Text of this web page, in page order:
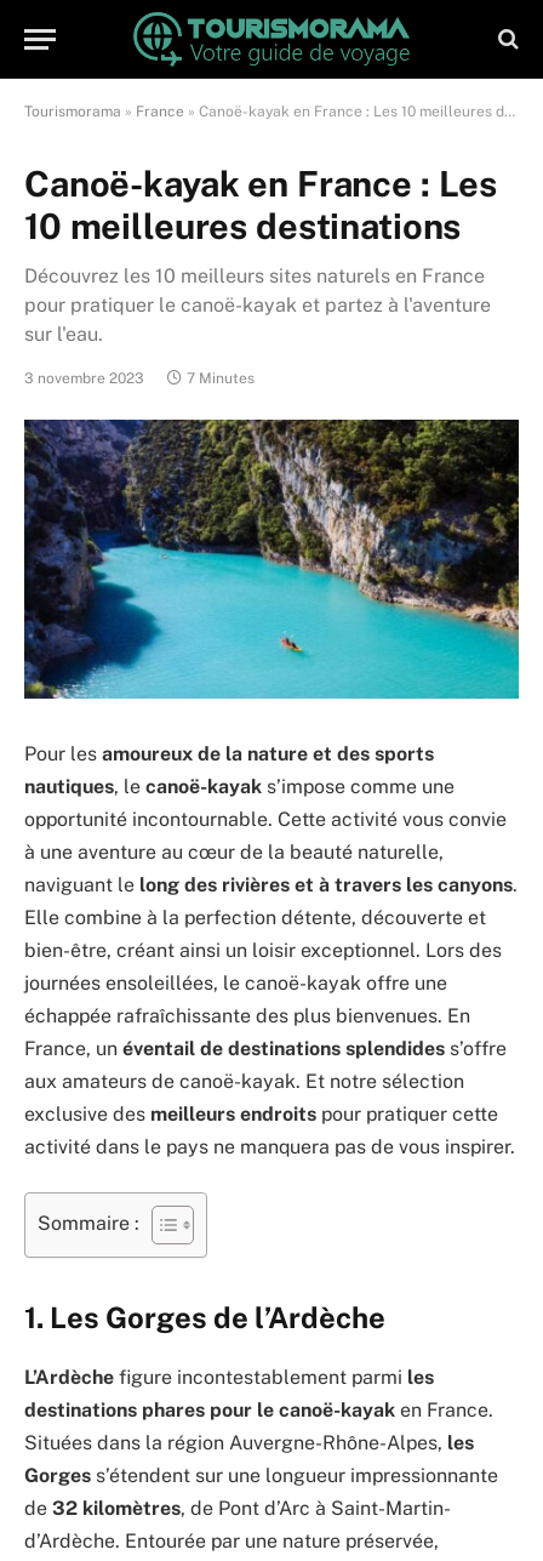
Tourismorama » France » Canoë-kayak en France : Les 10 meilleures destinations
Canoë-kayak en France : Les
10 meilleures destinations
Découvrez les 10 meilleurs sites naturels en France
pour pratiquer le canoë-kayak et partez à l'aventure
sur l'eau.
3 novembre 2023 7 Minutes
Pour les amoureux de la nature et des sports
nautiques, le canoë-kayak s’impose comme une
opportunité incontournable. Cette activité vous convie
à une aventure au cœur de la beauté naturelle,
naviguant le long des rivières et à travers les canyons.
Elle combine à la perfection détente, découverte et
bien-être, créant ainsi un loisir exceptionnel. Lors des
journées ensoleillées, le canoë-kayak offre une
échappée rafraîchissante des plus bienvenues. En
France, un éventail de destinations splendides s’offre
aux amateurs de canoë-kayak. Et notre sélection
exclusive des meilleurs endroits pour pratiquer cette
activité dans le pays ne manquera pas de vous inspirer.
Sommaire :
1. Les Gorges de l’Ardèche
L’Ardèche figure incontestablement parmi les
destinations phares pour le canoë-kayak en France.
Situées dans la région Auvergne-Rhône-Alpes, les
Gorges s’étendent sur une longueur impressionnante
de 32 kilomètres, de Pont d’Arc à Saint-Martin-
d’Ardèche. Entourée par une nature préservée,